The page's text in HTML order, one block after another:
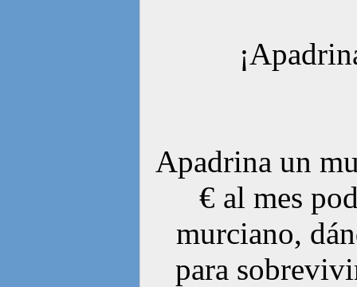
Apadrina un
€ al mes
murciano,
para